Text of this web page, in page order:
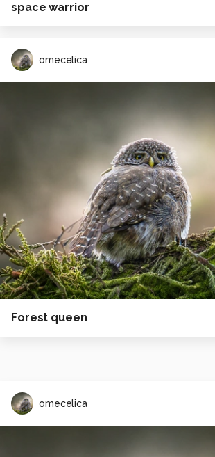
space warrior
omecelica
Forest queen
omecelica